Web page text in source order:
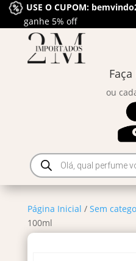
USE O CUPOM:
ganhe 5% off
ou
Pesquisar
produtos
Página Inicial / Sem
100ml